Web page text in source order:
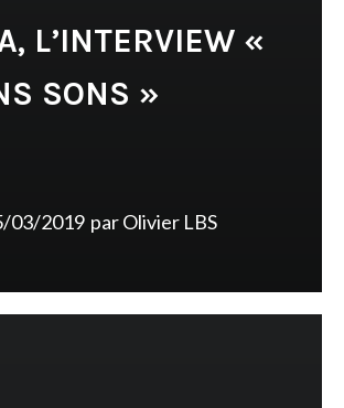
L’INTERVIEW «
SONS »
03/2019 parOlivier LBS